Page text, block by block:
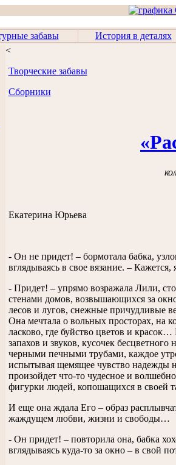
забавы История в деталях
<
Творческие забавы
Сборники
Екатеринa Юрьевa
- Он не придет! – бормотала бабка,
вглядываясь в свое вязание. –
- Придет! – упрямо возражала Лили,
стенами домов, возвышающихся за
лесов и лугов, снежные причудливые
Она мечтала о вольных просторах, на
ласково, где буйство цветов и
запахов и звуков, кусочек
черными печными трубами, каждое
испытывая щемящее чувство надежды
произойдет что-то чудесное и
фигурки людей, копошащихся в своей
И еще она ждала Его – образ
жаждущем любви, жизни и свободы…
- Он придет! – повторила она, бабка
вглядываясь куда-то за окно – в свой